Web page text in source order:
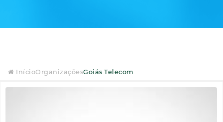
InícioOrganizaçõesGoiás Telecom